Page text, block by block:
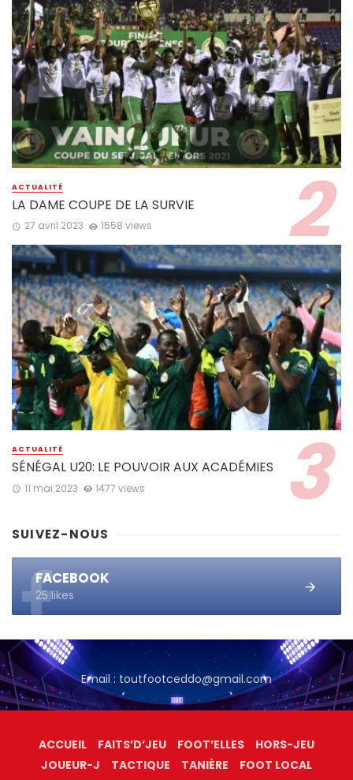
ACTUALITÉ
LA DAME COUPE DE LA SURVIE
27 avril 2023 1558 views
ACTUALITÉ
SÉNÉGAL U20: LE POUVOIR AUX ACADÉMIES
11 mai 2023 1477 views
SUIVEZ-NOUS
FACEBOOK
25 likes
Email : toutfootceddo@gmail.com
ACCUEIL FAITS’D’JEU FOOT’ELLES
HORS-JEU
JOUEUR-J
TACTIQUE TANIÈRE FOOT LOCAL